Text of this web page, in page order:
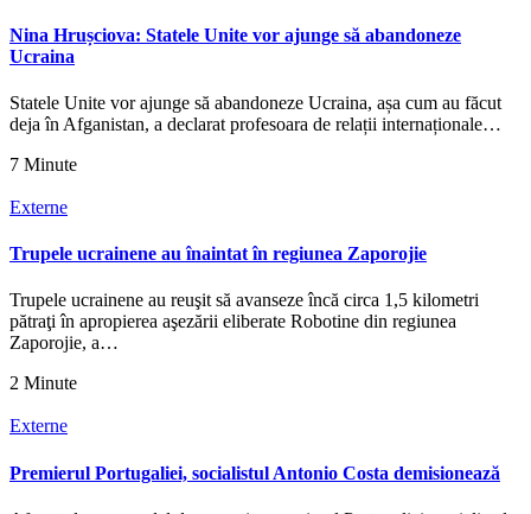
Nina Hrușciova: Statele Unite vor ajunge să abandoneze
Ucraina
Statele Unite vor ajunge să abandoneze Ucraina, așa cum au făcut
deja în Afganistan, a declarat profesoara de relații internaționale…
7 Minute
Externe
Trupele ucrainene au înaintat în regiunea Zaporojie
Trupele ucrainene au reuşit să avanseze încă circa 1,5 kilometri
pătraţi în apropierea aşezării eliberate Robotine din regiunea
Zaporojie, a…
2 Minute
Externe
Premierul Portugaliei, socialistul Antonio Costa demisionează